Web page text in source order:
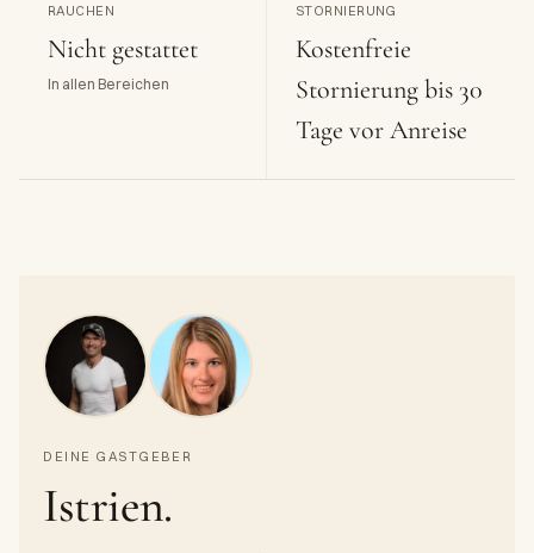
RAUCHEN
Nicht gestattet
In allen Bereichen
STORNIERUNG
Kostenfreie
Stornierung bis 30
Tage vor Anreise
DEINE GASTGEBER
Istrien.